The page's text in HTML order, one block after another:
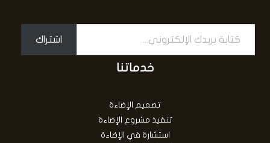
اشتراك
خدماتنا
تصميم الإضاءة
تنفيذ مشروع الإضاءة
استشارة في الإضاءة